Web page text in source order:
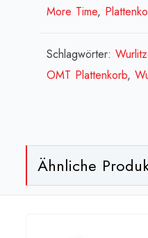
More Time,
Schlagwörter:
OMT Plattenkorb,
Ähnliche